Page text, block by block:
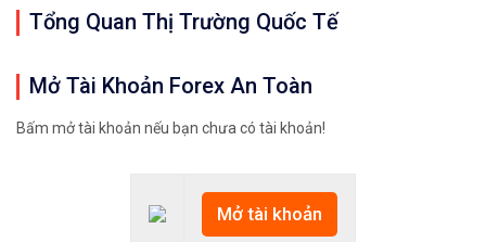
Tổng Quan Thị Trường Quốc Tế
Mở Tài Khoản Forex An Toàn
Bấm mở tài khoản nếu bạn chưa có tài khoản!
Mở tài khoản